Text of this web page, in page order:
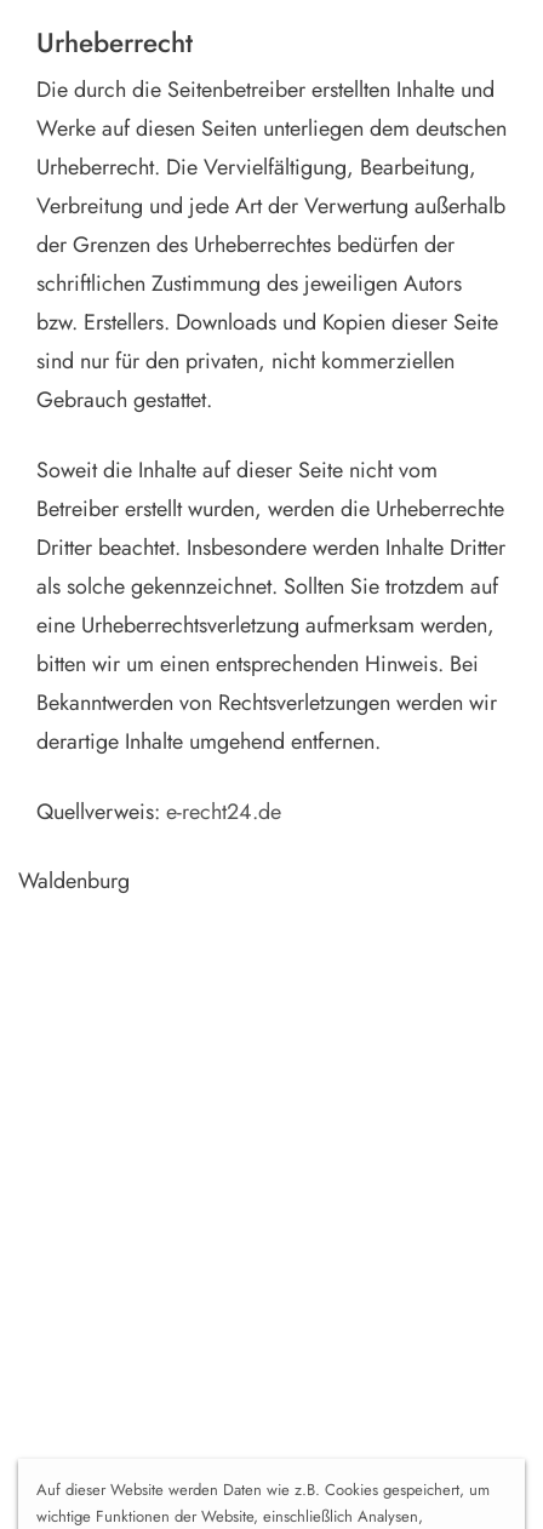
Urheberrecht
Die durch die Seitenbetreiber erstellten Inhalte und
Werke auf diesen Seiten unterliegen dem deutschen
Urheberrecht. Die Vervielfältigung, Bearbeitung,
Verbreitung und jede Art der Verwertung außerhalb
der Grenzen des Urheberrechtes bedürfen der
schriftlichen Zustimmung des jeweiligen Autors
bzw. Erstellers. Downloads und Kopien dieser Seite
sind nur für den privaten, nicht kommerziellen
Gebrauch gestattet.
Soweit die Inhalte auf dieser Seite nicht vom
Betreiber erstellt wurden, werden die Urheberrechte
Dritter beachtet. Insbesondere werden Inhalte Dritter
als solche gekennzeichnet. Sollten Sie trotzdem auf
eine Urheberrechtsverletzung aufmerksam werden,
bitten wir um einen entsprechenden Hinweis. Bei
Bekanntwerden von Rechtsverletzungen werden wir
derartige Inhalte umgehend entfernen.
Quellverweis: e-recht24.de
Waldenburg
Auf dieser Website werden Daten wie z.B. Cookies gespeichert, um
wichtige Funktionen der Website, einschließlich Analysen,